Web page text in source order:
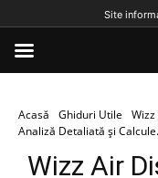
Acasă Ghiduri Utile
Analiză Detaliată și
Wizz Air
Site